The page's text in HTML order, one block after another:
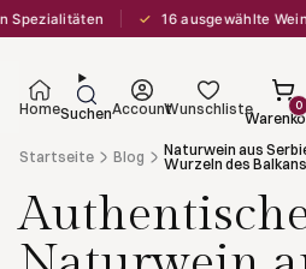
✓ 16 ausgewählte Weingüter
HomeSuchenAccountWunschliste 0
Startseite Blog
Naturwein aus
Wurzeln des Balkans